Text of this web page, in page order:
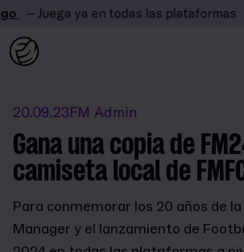
– Juega ya en todas las plataformas
20.09.23FM Admin
Gana una copia de
camiseta local de
Para conmemorar los 20 años de
Manager y el lanzamiento de